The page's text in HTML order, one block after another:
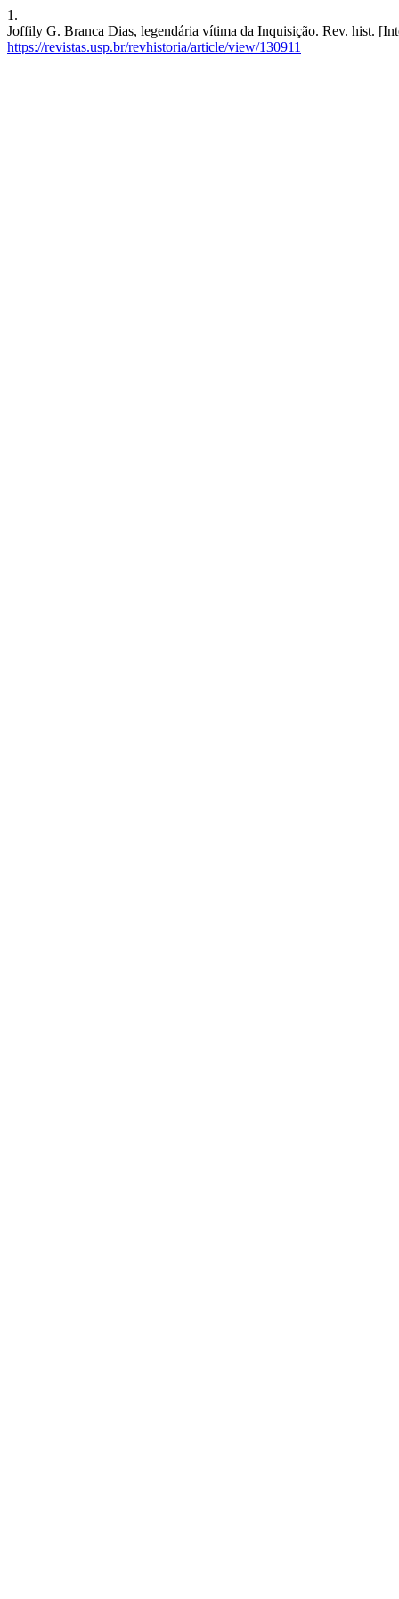
1.
Joffily G. Branca Dias, legendária vítima da Inquisição. Rev. hist.
https://revistas.usp.br/revhistoria/article/view/130911